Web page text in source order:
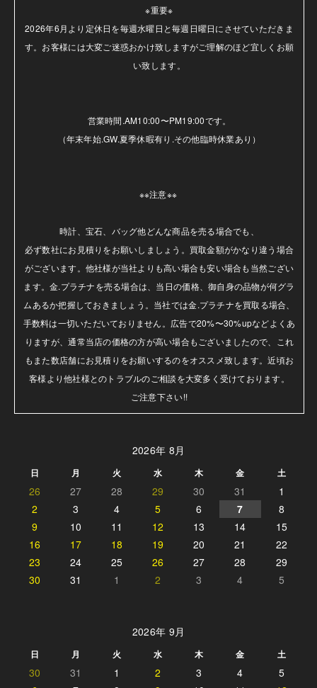
※重要※
2026年6月より定休日を毎週水曜日と毎週日曜日にさせていただきま
す。お客様には大変ご迷惑おかけ致しますがご理解のほど宜しくお願
い致します。
営業時間.AM10:00〜PM19:00です。
（年末年始.GW.夏季休暇有り.その他臨時休業あり）
※※注意※※
時計、宝石、バッグ他どんな商品を売る場合でも、
必ず数社にお見積りをお願いしましょう。買取金額がかなり違う場合
がございます。他社様が当社よりも高い場合も安い場合も当然ござい
ます。金.プラチナを売る場合は、当日の価格、御自身の品物が何グラ
ムあるか把握しておきましょう。当社では金.プラチナを買取る場合、
手数料は一切いただいておりません。広告で20%〜30%upなどよくあ
りますが、通常当店の価格の方が高い場合もございましたので、これ
もまた数店舗にお見積りをお願いするのをオススメ致します。近頃お
客様より他社様とのトラブルのご相談を大変多く受けております。
ご注意下さい!!
2026年 8月
日 月 火 水 木 金 土
26 27 28 29 30 31
1
2
3 4 5 6 7
8
9
10 11 12 13 14
15
16
17 18 19 20 21
22
23
24 25 26 27 28
29
30
31 1 2 3 4 5
2026年 9月
日 月 火 水 木 金 土
30 31 1 2 3 4
5